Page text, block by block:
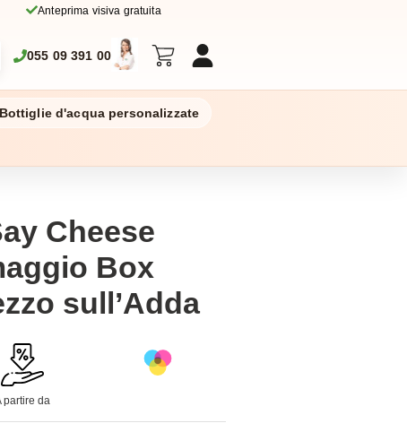
Anteprima visiva gratuita
055 09 391 00
Bottiglie d'acqua personalizzate
Cheese
Box
sull’Adda
partire da